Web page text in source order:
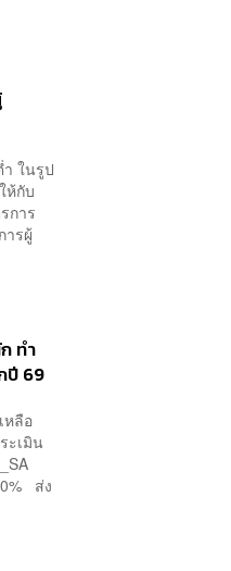
ำ ในรูป
ห้กับ
การ
ารผู้
ทำ
ปี 69
หลือ
ะเมิน
ส่ง